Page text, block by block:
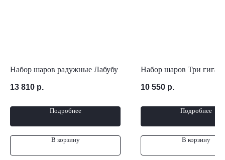
Набор шаров радужные Лабубу
13 810 р.
Подробнее
В корзину
Набор шаров Три
10 550 р.
Подробнее
В корзину